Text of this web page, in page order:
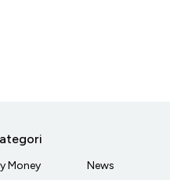
Money News